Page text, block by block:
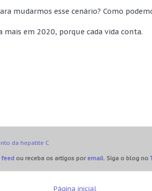
mudarmos esse cenário? Como
mais em 2020, porque cada vida conta.
da hepatite C
feed ou receba os artigos por email. Siga o blog no
Página inicial